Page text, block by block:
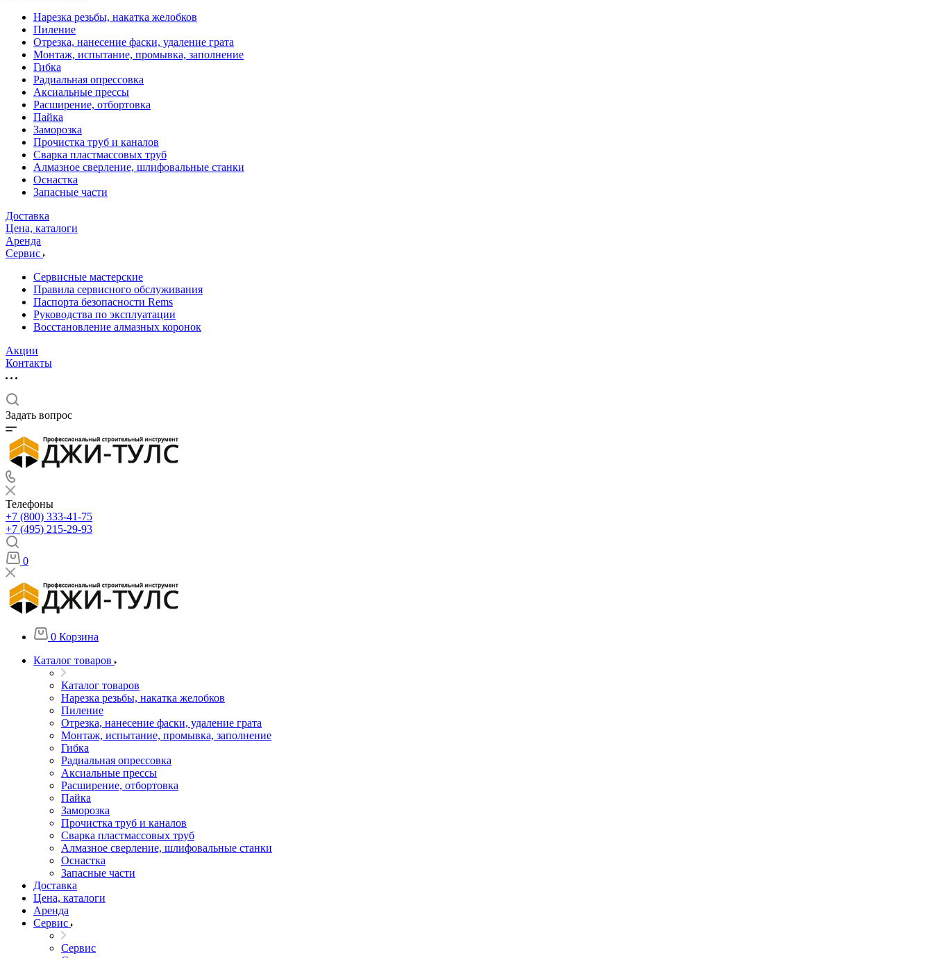
Нарезка резьбы, накатка желобков
Пиление
Отрезка, нанесение фаски, удаление грата
Монтаж, испытание, промывка, заполнение
Гибка
Радиальная опрессовка
Аксиальные прессы
Расширение, отбортовка
Пайка
Заморозка
Прочистка труб и каналов
Сварка пластмассовых труб
Алмазное сверление, шлифовальные станки
Оснастка
Запасные части
Доставка
Цена, каталоги
Аренда
Сервис
Сервисные мастерские
Правила сервисного обслуживания
Паспорта безопасности Rems
Руководства по эксплуатации
Восстановление алмазных коронок
Акции
Контакты
Задать вопрос
Телефоны
+7 (800) 333-41-75
+7 (495) 215-29-93
0
0 Корзина
Каталог товаров
Каталог товаров
Нарезка резьбы, накатка желобков
Пиление
Отрезка, нанесение фаски, удаление грата
Монтаж, испытание, промывка, заполнение
Гибка
Радиальная опрессовка
Аксиальные прессы
Расширение, отбортовка
Пайка
Заморозка
Прочистка труб и каналов
Сварка пластмассовых труб
Алмазное сверление, шлифовальные станки
Оснастка
Запасные части
Доставка
Цена, каталоги
Аренда
Сервис
Сервис